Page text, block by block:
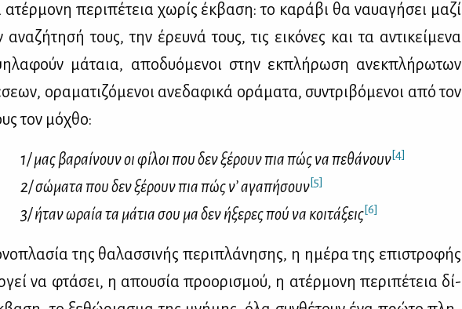
ατέρ­μο­νη πε­ρι­πέ­τεια χω­ρίς έκ­βα­ση: το κα­ρά­βι θα ναυα­γή­σει μα­ζί
ανα­ζή­τη­σή τους, την έρευ­νά τους, τις ει­κό­νες και τα αντι­κεί­με­να
μά­ταια, απο­δυό­με­νοι στην εκ­πλή­ρω­ση ανεκ­πλή­ρω­των
ορα­μα­τι­ζό­με­νοι ανε­δα­φι­κά ορά­μα­τα, συ­ντρι­βό­με­νοι από τον
τον μό­χθο:
1/ μας βα­ραί­νουν οι φί­λοι που δεν ξέ­ρουν πια πώς να πε­θά­νουν[4]
2/ σώ­μα­τα που δεν ξέ­ρουν πια πώς ν’ αγα­πή­σουν[5]
3/ ήταν ωραία τα μά­τια σου μα δεν ήξε­ρες πού να κοι­τά­ξεις[6]
της θα­λασ­σι­νής πε­ρι­πλά­νη­σης, η ημέ­ρα της επι­στρο­φής
να φτά­σει, η απου­σία προ­ο­ρι­σμού, η ατέρ­μο­νη πε­ρι­πέ­τεια δί­